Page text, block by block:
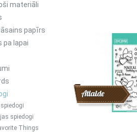
materiāli
papīrs
pa lapai
spiedogi
spiedogi
Things
Atlaide